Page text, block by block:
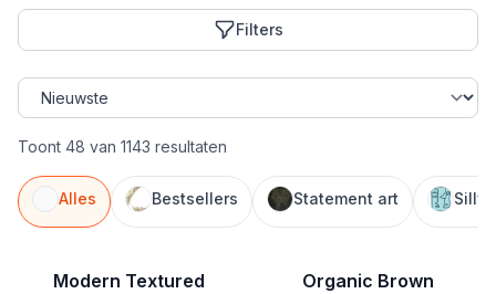
Filters
Toont 48 van 1143 resultaten
Alles Bestsellers Statement art Silly
Modern Textured
Organic Brown